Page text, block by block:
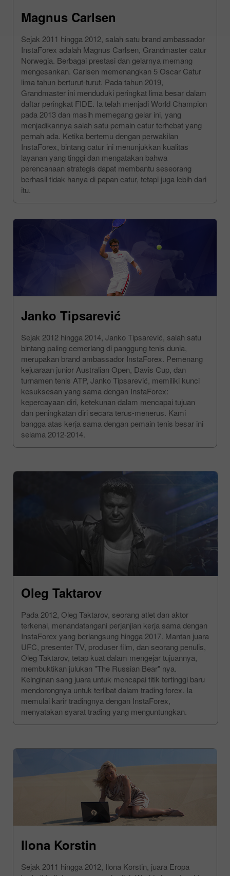
Magnus Carlsen
Sejak 2011 hingga 2012, salah satu brand ambassador
InstaForex adalah Magnus Carlsen, Grandmaster catur
Norwegia. Berbagai prestasi dan gelarnya memang
mengesankan. Carlsen memenangkan 5 Oscar Catur
lima tahun berturut-turut. Pada tahun 2019,
Grandmaster ini menduduki peringkat lima besar dalam
daftar peringkat FIDE. Ia telah menjadi World Champion
pada 2013 dan masih memegang gelar ini, yang
menjadikannya salah satu pemain catur terhebat yang
pernah ada. Ketika bertemu dengan perwakilan
InstaForex, bintang catur ini menunjukkan kualitas
layanan yang tinggi dan mengatakan bahwa
perencanaan strategis dapat membantu seseorang
berhasil tidak hanya di papan catur, tetapi juga lebih dari
itu.
Janko Tipsarević
Sejak 2012 hingga 2014, Janko Tipsarević, salah satu
bintang paling cemerlang di panggung tenis dunia,
merupakan brand ambassador InstaForex. Pemenang
kejuaraan junior Australian Open, Davis Cup, dan
turnamen tenis ATP, Janko Tipsarević, memiliki kunci
kesuksesan yang sama dengan InstaForex:
kepercayaan diri, ketekunan dalam mencapai tujuan
dan peningkatan diri secara terus-menerus. Kami
bangga atas kerja sama dengan pemain tenis besar ini
selama 2012-2014.
Oleg Taktarov
Pada 2012, Oleg Taktarov, seorang atlet dan aktor
terkenal, menandatangani perjanjian kerja sama dengan
InstaForex yang berlangsung hingga 2017. Mantan juara
UFC, presenter TV, produser film, dan seorang penulis,
Oleg Taktarov, tetap kuat dalam mengejar tujuannya,
membuktikan julukan "The Russian Bear" nya.
Keinginan sang juara untuk mencapai titik tertinggi baru
mendorongnya untuk terlibat dalam trading forex. Ia
memulai karir tradingnya dengan InstaForex,
menyatakan syarat trading yang menguntungkan.
Ilona Korstin
Sejak 2011 hingga 2012, Ilona Korstin, juara Eropa